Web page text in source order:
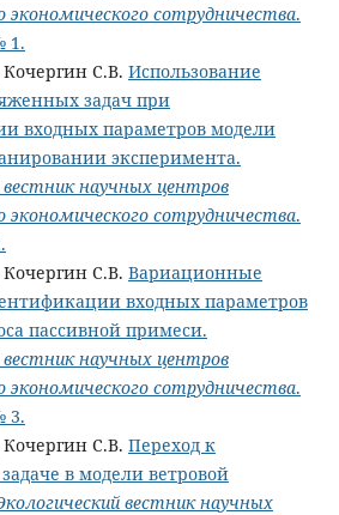
экономического сотрудничества.
1.
С.В. Использование
задач при
входных параметров модели
эксперимента.
вестник научных центров
экономического сотрудничества.
С.В. Вариационные
входных параметров
пассивной примеси.
вестник научных центров
экономического сотрудничества.
3.
С.В. Переход к
в модели ветровой
вестник научных